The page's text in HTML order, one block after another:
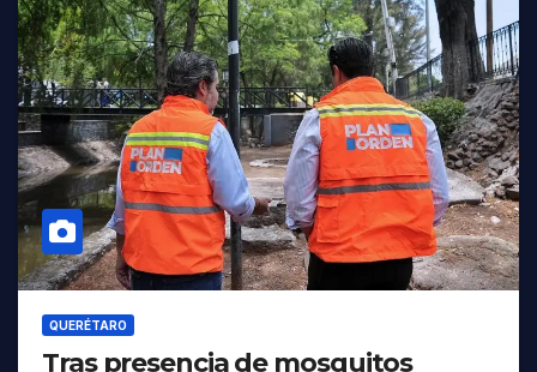
QUERÉTARO
Tras presencia de mosquitos